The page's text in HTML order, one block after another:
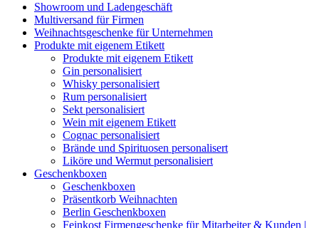
Showroom und Ladengeschäft
Multiversand für Firmen
Weihnachtsgeschenke für Unternehmen
Produkte mit eigenem Etikett
Produkte mit eigenem Etikett
Gin personalisiert
Whisky personalisiert
Rum personalisiert
Sekt personalisiert
Wein mit eigenem Etikett
Cognac personalisiert
Brände und Spirituosen personalisert
Liköre und Wermut personalisiert
Geschenkboxen
Geschenkboxen
Präsentkorb Weihnachten
Berlin Geschenkboxen
Feinkost Firmengeschenke für Mitarbeiter & Kunden |